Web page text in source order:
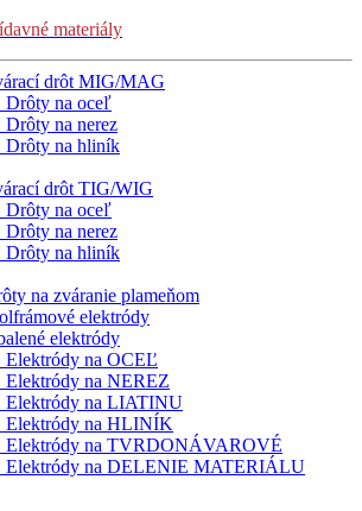
materiály
drôt MIG/MAG
na oceľ
na nerez
na hliník
drôt TIG/WIG
na oceľ
na nerez
na hliník
na zváranie plameňom
elektródy
elektródy
na OCEĽ
na NEREZ
na LIATINU
na HLINÍK
na TVRDONÁVAROVÉ
na DELENIE MATERIÁLU